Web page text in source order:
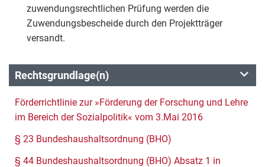
zuwendungsrechtlichen Prüfung werden die
Zuwendungsbescheide durch den Projektträger
versandt.
Rechtsgrundlage(n)
Förderrichtlinie zur »Förderung der Forschung und Lehre
im Bereich der Sozialpolitik« vom 3.Mai 2016
§ 23 Bundeshaushaltsordnung (BHO)
§ 44 Bundeshaushaltsordnung (BHO) Absatz 1 in